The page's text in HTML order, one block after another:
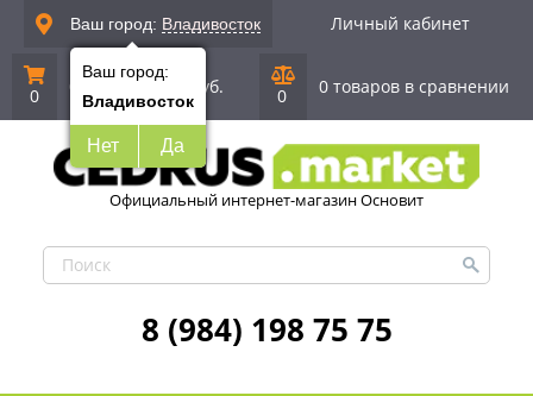
Ваш город: Владивосток
Ваш город:
Владивосток
Нет Да
Личный кабинет
0 0 позиций | 0 руб. 0 0 товаров в сравнении
Официальный интернет-магазин Основит
8 (984) 198 75 75